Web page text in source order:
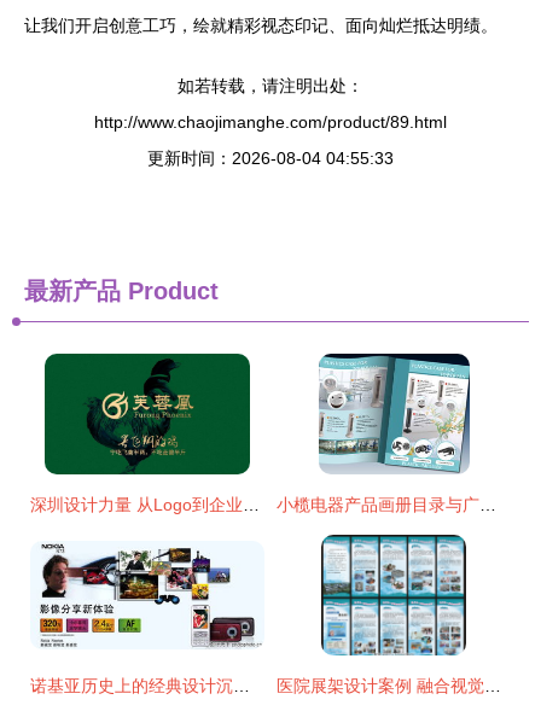
让我们开启创意工巧，绘就精彩视态印记、面向灿烂抵达明绩。
如若转载，请注明出处：
http://www.chaojimanghe.com/product/89.html
更新时间：2026-08-04 04:55:33
最新产品 Product